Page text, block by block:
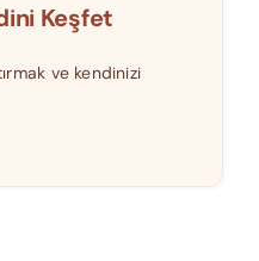
Keşfet
ve kendinizi